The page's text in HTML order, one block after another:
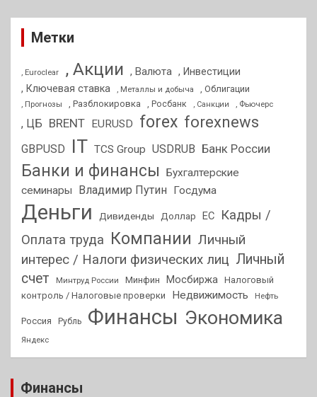
Метки
, Euroclear , Акции , Валюта , Инвестиции
, Ключевая ставка
, Металлы и добыча , Облигации
, Прогнозы , Разблокировка , Росбанк , Санкции , Фьючерс
, ЦБ BRENT EURUSD forex forexnews
GBPUSD IT TCS Group USDRUB Банк России
Банки и финансы
Бухгалтерские
семинары
Владимир Путин Госдума
Деньги Дивиденды Доллар ЕС
Кадры /
Оплата труда Компании Личный
интерес / Налоги физических лиц Личный
счет
Минтруд России Минфин Мосбиржа Налоговый
контроль / Налоговые проверки
Недвижимость Нефть
Россия Рубль Финансы Экономика
Яндекс
Финансы